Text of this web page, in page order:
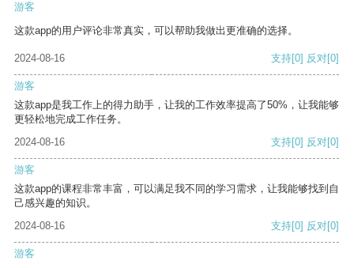
游客
这款app的用户评论非常真实，可以帮助我做出更准确的选择。
2024-08-16 支持[0] 反对[0]
游客
这款app是我工作上的得力助手，让我的工作效率提高了50%，让我能够
更轻松地完成工作任务。
2024-08-16
支持[0] 反对[0]
游客
这款app的课程非常丰富，可以满足我不同的学习需求，让我能够找到自
己感兴趣的知识。
2024-08-16
支持[0] 反对[0]
游客